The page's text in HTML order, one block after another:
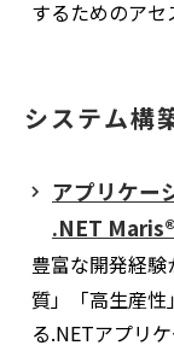
するためのア
システム構
アプリケー
.NET Maris®
豊富な開発経
質」「高生産
る.NETアプリ